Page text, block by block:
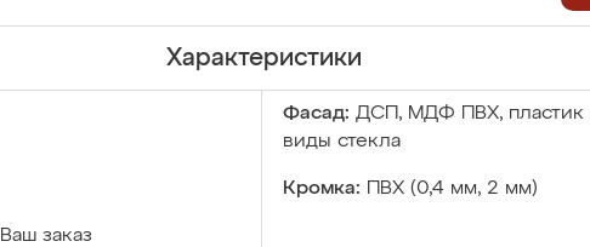
Характеристики
Фасад: ДСП, МДФ ПВХ, пластик
виды стекла
Кромка: ПВХ (0,4 мм, 2 мм)
заказ